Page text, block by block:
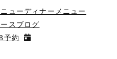
ューディナーメニュー
ス ブログ
予約